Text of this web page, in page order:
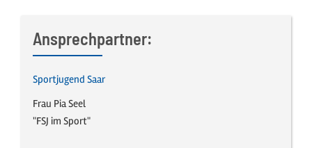
Ansprechpartner:
Sportjugend Saar
Frau Pia Seel
"FSJ im Sport"